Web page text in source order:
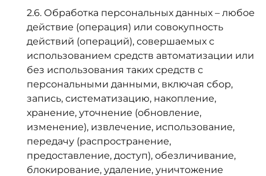
2.6. Обработка персональных данных – любое
действие (операция) или совокупность
действий (операций), совершаемых с
использованием средств автоматизации или
без использования таких средств с
персональными данными, включая сбор,
запись, систематизацию, накопление,
хранение, уточнение (обновление,
изменение), извлечение, использование,
передачу (распространение,
предоставление, доступ), обезличивание,
блокирование, удаление, уничтожение